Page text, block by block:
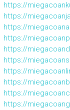
https://
https://
https://
https://
https://
https://
https://
https://
https://
https://